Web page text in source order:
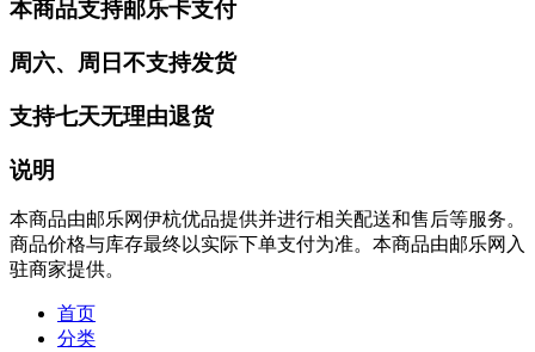
本商品支持邮乐卡支付
周六、周日不支持发货
支持七天无理由退货
说明
本商品由邮乐网伊杭优品提供并进行相关配送和售后等服务。
商品价格与库存最终以实际下单支付为准。本商品由邮乐网入
驻商家提供。
首页
分类